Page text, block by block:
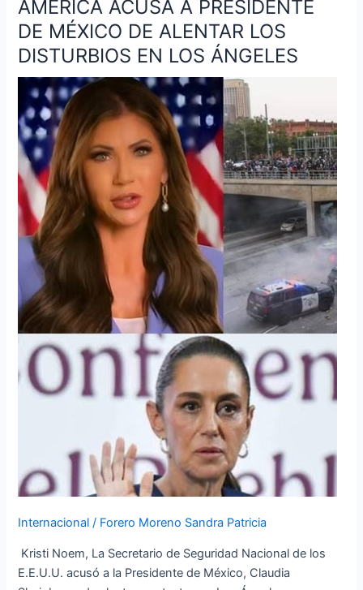
AMERICA ACUSA A PRESIDENTE
DE MÉXICO DE ALENTAR LOS
DISTURBIOS EN LOS ÁNGELES
Internacional / Forero Moreno Sandra Patricia
Kristi Noem, La Secretario de Seguridad Nacional de los
E.E.U.U. acusó a la Presidente de México, Claudia
AMERICA
ACUSA
A
PRESIDENTE
DE
MÉXICO
DE
ALENTAR
LOS
DISTURBIOS
EN
LOS
ÁNGELES